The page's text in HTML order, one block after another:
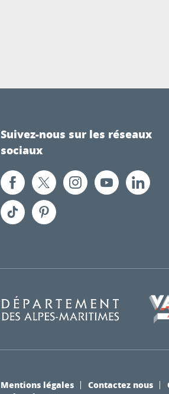
Suivez-nous sur les réseaux
sociaux
Mentions légales Contactez nous